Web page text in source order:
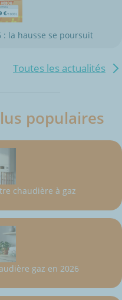
la hausse se poursuit
Toutes les actualités
populaires
chaudière à gaz
gaz en 2026